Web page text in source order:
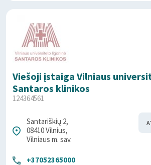
Viešoji įstaiga Vilniaus
Santaros klinikos
124364561
Santariškių 2,
08410 Vilnius,
Vilniaus m. sav.
+37052365000